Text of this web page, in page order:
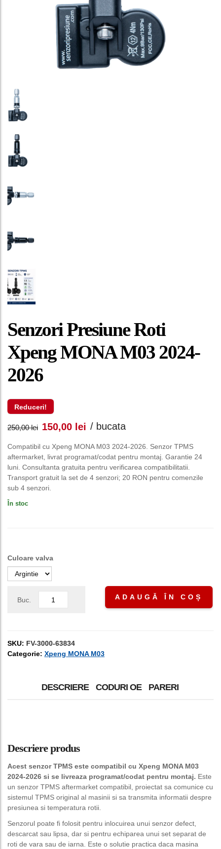
Senzori Presiune Roti
Xpeng MONA M03 2024-
2026
Reduceri!
250,00lei Prețul
inițial
a
fost:
150,00 lei Prețul
curent
este:
/ bucata
Compatibil cu Xpeng MONA M03 2024-2026. Senzor TPMS
aftermarket, livrat programat/codat pentru montaj. Garantie 24
luni. Consultanta gratuita pentru verificarea compatibilitatii.
Transport gratuit la set de 4 senzori; 20 RON pentru comenzile
sub 4 senzori.
În stoc
Culoare valva
Buc. ADAUGĂ ÎN COȘ
SKU: FV-3000-63834
Categorie: Xpeng MONA M03
DESCRIERE CODURI OE PARERI
Descriere produs
Acest senzor TPMS este compatibil cu Xpeng MONA M03
2024-2026 si se livreaza programat/codat pentru montaj. Este
un senzor TPMS aftermarket compatibil, proiectat sa comunice cu
sistemul TPMS original al masinii si sa transmita informatii despre
presiunea si temperatura rotii.
Senzorul poate fi folosit pentru inlocuirea unui senzor defect,
descarcat sau lipsa, dar si pentru echiparea unui set separat de
roti de vara sau de iarna. Este o solutie practica daca masina